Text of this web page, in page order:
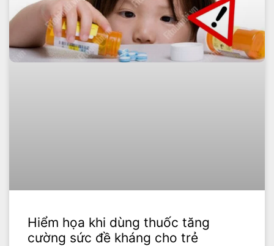
Hiểm họa khi dùng thuốc tăng
cường sức đề kháng cho trẻ